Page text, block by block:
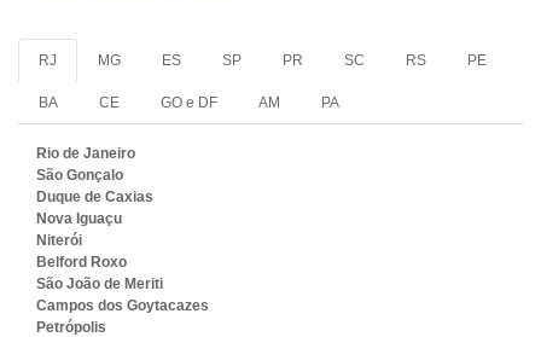
RJ MG ES SP PR SC RS PE
BA CE GO e DF AM PA
Rio de Janeiro
São Gonçalo
Duque de Caxias
Nova Iguaçu
Niterói
Belford Roxo
São João de Meriti
Campos dos Goytacazes
Petrópolis